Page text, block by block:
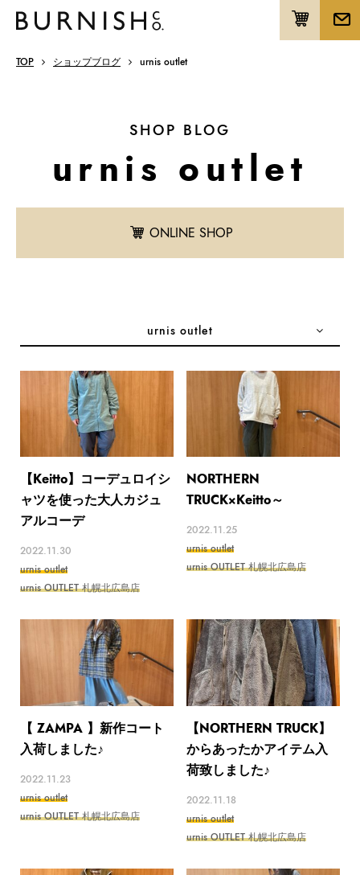
TOP ショップブログ urnis outlet
SHOP BLOG
urnis outlet
ONLINE SHOP
urnis outlet
【Keitto】コーデュロイシ
ャツを使った大人カジュ
アルコーデ
2022.11.30
urnis outlet
urnis OUTLET 札幌北広島店
NORTHERN
TRUCK×Keitto～
2022.11.25
urnis outlet
urnis OUTLET 札幌北広島店
【 ZAMPA 】新作コート
入荷しました♪
2022.11.23
urnis outlet
urnis OUTLET 札幌北広島店
【NORTHERN TRUCK】
からあったかアイテム入
荷致しました♪
2022.11.18
urnis outlet
urnis OUTLET 札幌北広島店